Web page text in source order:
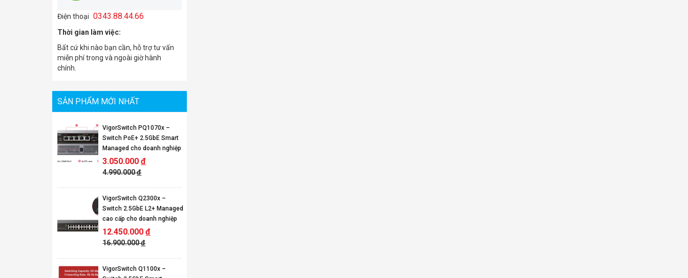
Điện thoại 0343.88.44.66
Thời gian làm việc:
Bất cứ khi nào bạn cần, hỗ trợ tư vấn
miễn phí trong và ngoài giờ hành
chính.
SẢN PHẨM MỚI NHẤT
VigorSwitch PQ1070x –
Switch PoE+ 2.5GbE Smart
Managed cho doanh nghiệp
3.050.000đ
4.990.000đ
VigorSwitch Q2300x –
Switch 2.5GbE L2+ Managed
cao cấp cho doanh nghiệp
12.450.000đ
16.900.000đ
VigorSwitch Q1100x –